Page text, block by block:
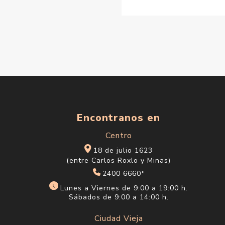
Encontranos en
Centro
18 de julio 1623
(entre Carlos Roxlo y Minas)
2400 6660*
Lunes a Viernes de 9:00 a 19:00 h.
Sábados de 9:00 a 14:00 h.
Ciudad Vieja